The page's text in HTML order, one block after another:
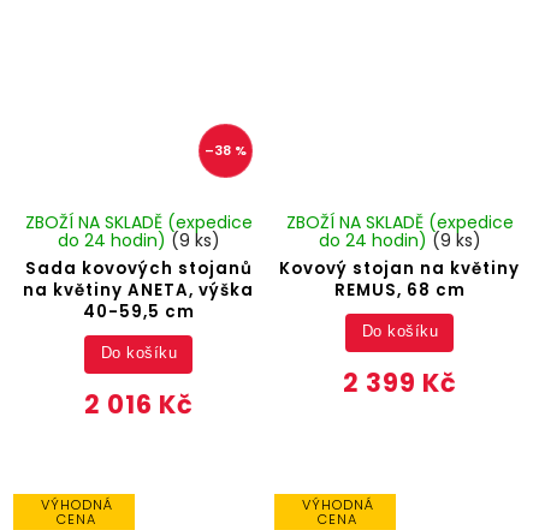
–38 %
Sada kovových stojanů
na květiny ANETA, výška
40-59,5 cm
ZBOŽÍ NA SKLADĚ (expedice
do 24 hodin) (9 ks)
2 016 Kč
Do košíku
Kovový stojan na květiny
REMUS, 68 cm
ZBOŽÍ NA SKLADĚ (expedice
do 24 hodin) (9 ks)
2 399 Kč
Do košíku
VÝHODNÁ
CENA
VÝHODNÁ
CENA